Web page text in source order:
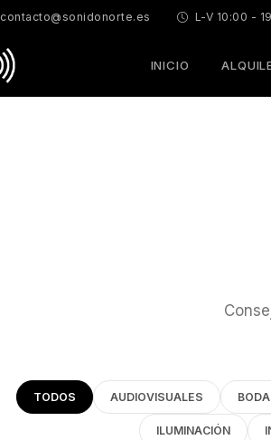
contacto@sonidonorte.es L-V 10:00 -
INICIO
TODOS AUDIOVISUALES
ILUMINACIÓN